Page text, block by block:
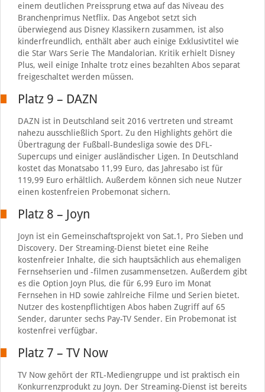
einem deutlichen Preissprung etwa auf das Niveau des
Branchenprimus Netflix. Das Angebot setzt sich
überwiegend aus Disney Klassikern zusammen, ist also
kinderfreundlich, enthält aber auch einige Exklusivtitel wie
die Star Wars Serie The Mandalorian. Kritik erhielt Disney
Plus, weil einige Inhalte trotz eines bezahlten Abos separat
freigeschaltet werden müssen.
Platz 9 – DAZN
DAZN ist in Deutschland seit 2016 vertreten und streamt
nahezu ausschließlich Sport. Zu den Highlights gehört die
Übertragung der Fußball-Bundesliga sowie des DFL-
Supercups und einiger ausländischer Ligen. In Deutschland
kostet das Monatsabo 11,99 Euro, das Jahresabo ist für
119,99 Euro erhältlich. Außerdem können sich neue Nutzer
einen kostenfreien Probemonat sichern.
Platz 8 – Joyn
Joyn ist ein Gemeinschaftsprojekt von Sat.1, Pro Sieben und
Discovery. Der Streaming-Dienst bietet eine Reihe
kostenfreier Inhalte, die sich hauptsächlich aus ehemaligen
Fernsehserien und -filmen zusammensetzen. Außerdem gibt
es die Option Joyn Plus, die für 6,99 Euro im Monat
Fernsehen in HD sowie zahlreiche Filme und Serien bietet.
Nutzer des kostenpflichtigen Abos haben Zugriff auf 65
Sender, darunter sechs Pay-TV Sender. Ein Probemonat ist
kostenfrei verfügbar.
Platz 7 – TV Now
TV Now gehört der RTL-Mediengruppe und ist praktisch ein
Konkurrenzprodukt zu Joyn. Der Streaming-Dienst ist bereits